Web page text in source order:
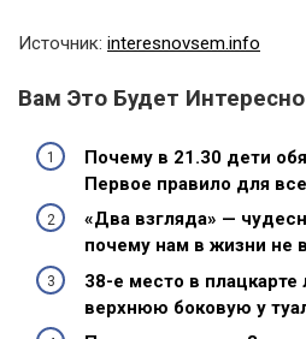
Источник: interesnovsem.info
Вам Это Будет Интересно
Почему в 21.30 дети
Первое правило для
«Два взгляда» —
почему нам в жизни не
38-е место в
верхнюю боковую у